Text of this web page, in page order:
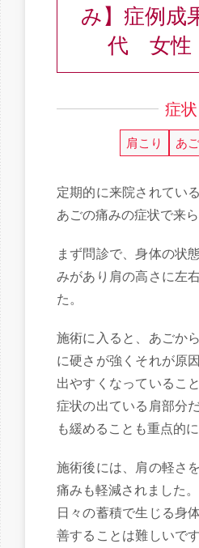
み】症例成
代 女
症状
肩こり あ
定期的に来院されてい
あごの痛みの症状で来ら
まず問診で、身体の状
みがあり肩の高さに左
た。
施術に入ると、あごか
に硬さが強くそれが原
出やすくなっているこ
症状の出ている肩部分
も緩めることも重点的に
施術後には、肩の軽さ
痛みも軽減されました。
日々の蓄積で生じる身
善することは難しいで